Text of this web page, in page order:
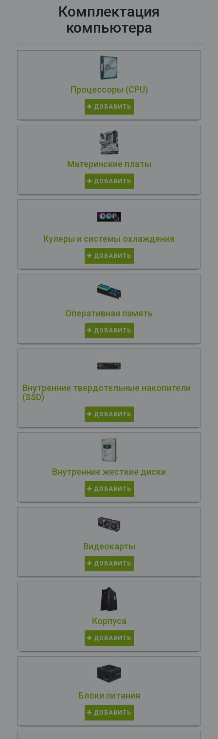
Комплектация
компьютера
Процессоры (CPU)
ДОБАВИТЬ
Материнские платы
ДОБАВИТЬ
Кулеры и системы охлаждения
ДОБАВИТЬ
Оперативная память
ДОБАВИТЬ
Внутренние твердотельные накопители
(SSD)
ДОБАВИТЬ
Внутренние жесткие диски
ДОБАВИТЬ
Видеокарты
ДОБАВИТЬ
Корпуса
ДОБАВИТЬ
Блоки питания
ДОБАВИТЬ